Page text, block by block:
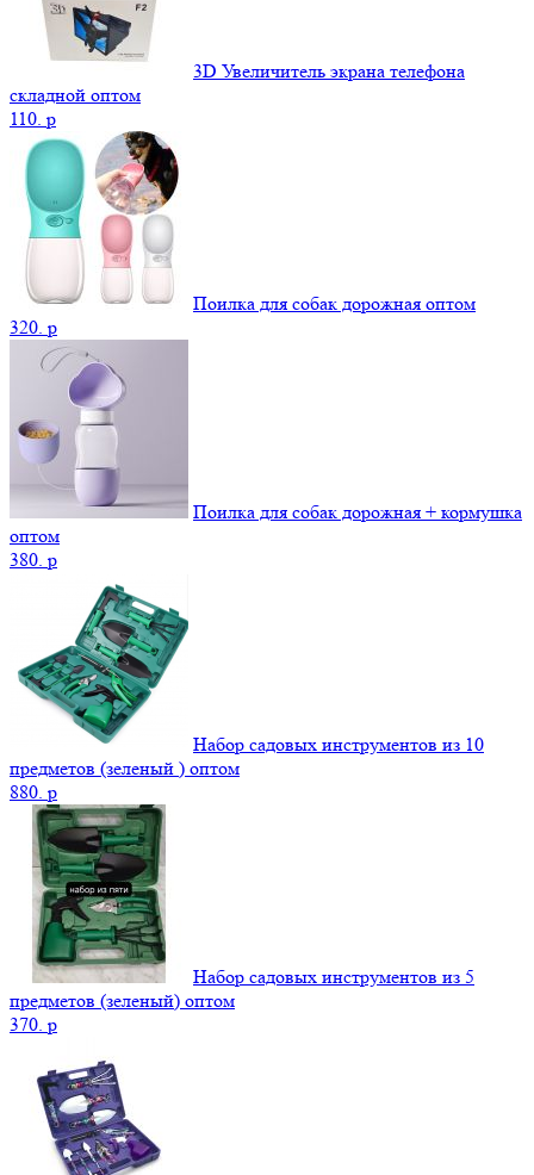
3D Увеличитель экрана телефона
складной оптом
110. p
Поилка для собак дорожная оптом
320. p
Поилка для собак дорожная + кормушка
оптом
380. p
Набор садовых инструментов из 10
предметов (зеленый ) оптом
880. p
Набор садовых инструментов из 5
предметов (зеленый) оптом
370. p